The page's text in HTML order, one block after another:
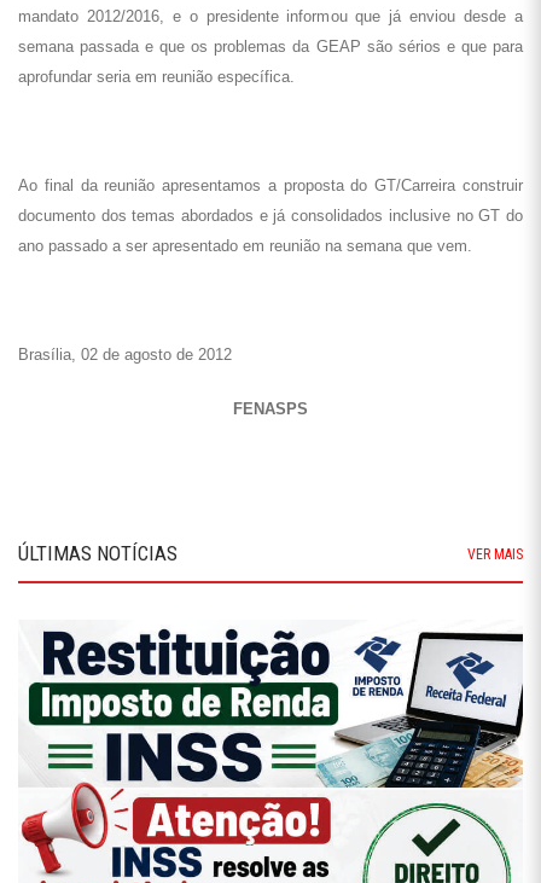
mandato 2012/2016, e o presidente informou que já enviou desde a
semana passada e que os problemas da GEAP são sérios e que para
aprofundar seria em reunião específica.
Ao final da reunião apresentamos a proposta do GT/Carreira construir
documento dos temas abordados e já consolidados inclusive no GT do
ano passado a ser apresentado em reunião na semana que vem.
Brasília, 02 de agosto de 2012
FENASPS
ÚLTIMAS NOTÍCIAS VER MAIS